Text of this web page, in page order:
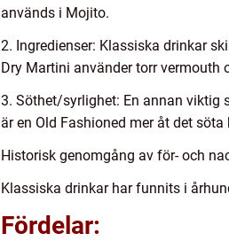
används i Mojito.
2. Ingredienser: Klassiska drinkar
Dry Martini använder torr vermouth
3. Söthet/syrlighet: En annan viktig
är en Old Fashioned mer åt det söta
Historisk genomgång av för- och
Klassiska drinkar har funnits i
Fördelar: